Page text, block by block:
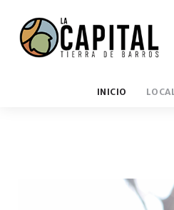
INICIO